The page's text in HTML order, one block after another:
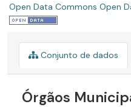
Open Data Commons Open
Conjunto de dados
Órgãos